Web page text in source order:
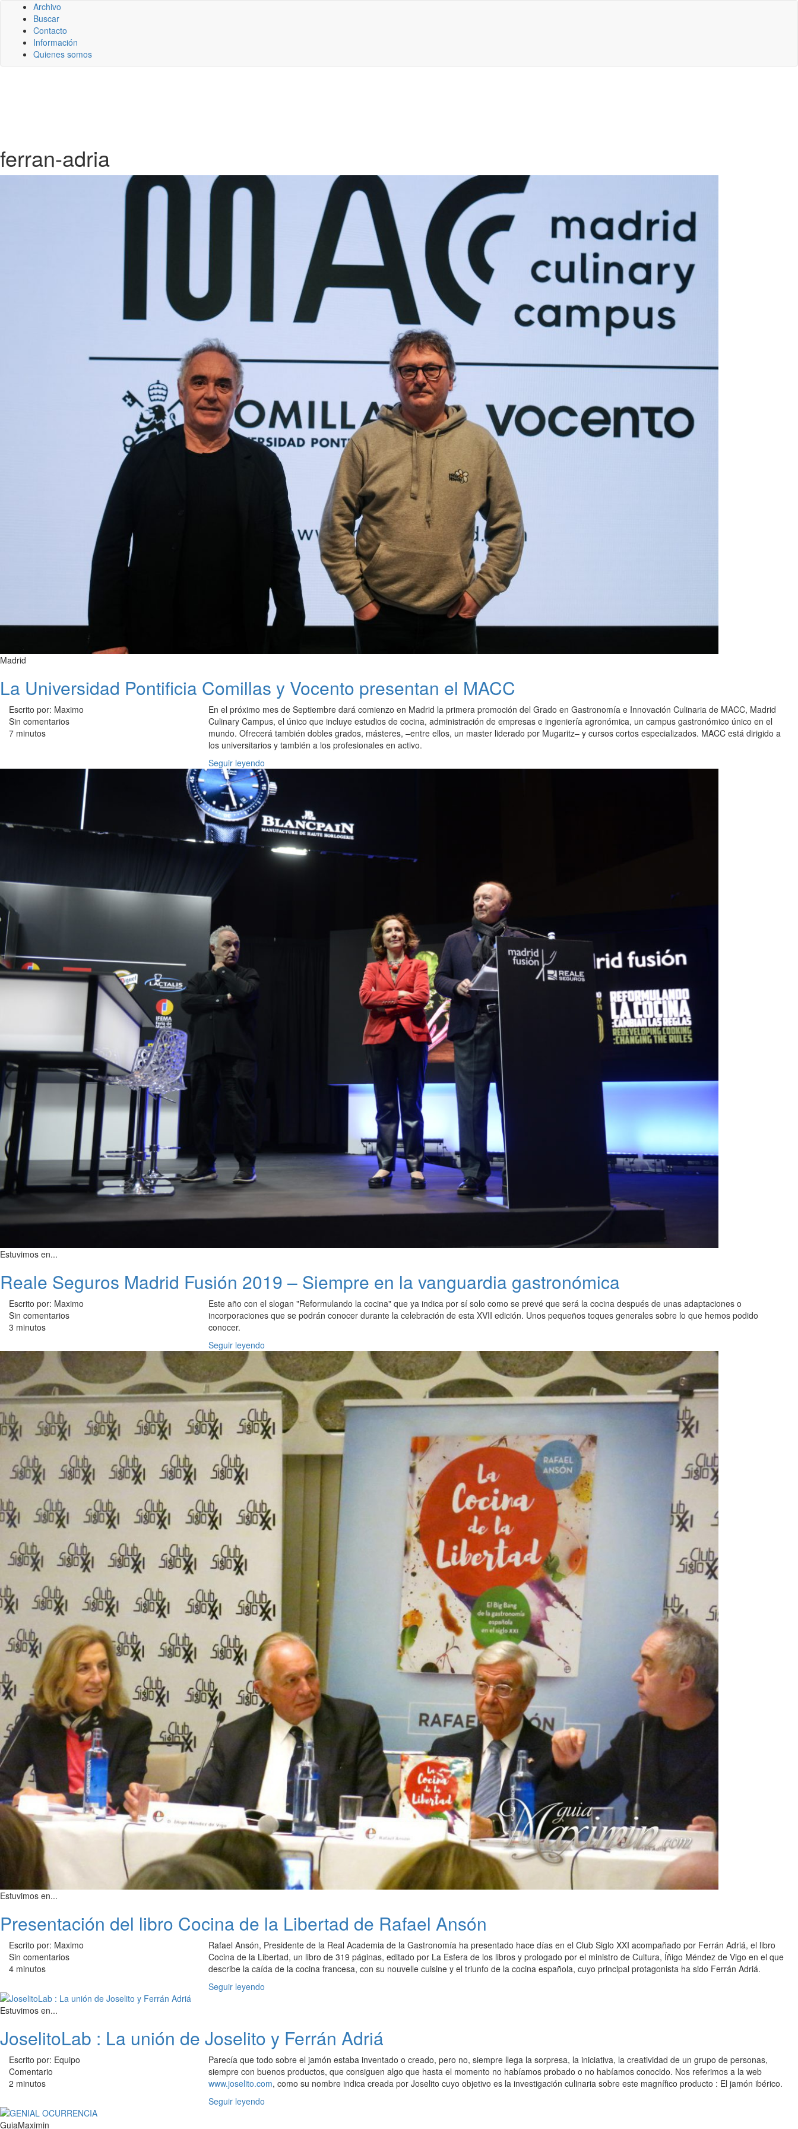
Archivo
Buscar
Contacto
Información
Quienes somos
ferran-adria
Madrid
La Universidad Pontificia Comillas y Vocento presentan el MACC
Escrito por: Maximo
Sin comentarios
7 minutos
En el próximo mes de Septiembre dará comienzo en Madrid la primera promoción del Grado en Gastronomía e Innovación Culinaria de MACC, Madrid
Culinary Campus, el único que incluye estudios de cocina, administración de empresas e ingeniería agronómica, un campus gastronómico único en el
mundo. Ofrecerá también dobles grados, másteres, –entre ellos, un master liderado por Mugaritz– y cursos cortos especializados. MACC está dirigido a
los universitarios y también a los profesionales en activo.
Seguir leyendo
Estuvimos en...
Reale Seguros Madrid Fusión 2019 – Siempre en la vanguardia gastronómica
Escrito por: Maximo
Sin comentarios
3 minutos
Este año con el slogan "Reformulando la cocina" que ya indica por sí solo como se prevé que será la cocina después de unas adaptaciones o
incorporaciones que se podrán conocer durante la celebración de esta XVII edición. Unos pequeños toques generales sobre lo que hemos podido
conocer.
Seguir leyendo
Estuvimos en...
Presentación del libro Cocina de la Libertad de Rafael Ansón
Escrito por: Maximo
Sin comentarios
4 minutos
Rafael Ansón, Presidente de la Real Academia de la Gastronomía ha presentado hace días en el Club Siglo XXI acompañado por Ferrán Adriá, el libro
Cocina de la Libertad, un libro de 319 páginas, editado por La Esfera de los libros y prologado por el ministro de Cultura, Íñigo Méndez de Vigo en el que
describe la caída de la cocina francesa, con su nouvelle cuisine y el triunfo de la cocina española, cuyo principal protagonista ha sido Ferrán Adriá.
Seguir leyendo
Estuvimos en...
JoselitoLab : La unión de Joselito y Ferrán Adriá
Escrito por: Equipo
Comentario
2 minutos
Parecía que todo sobre el jamón estaba inventado o creado, pero no, siempre llega la sorpresa, la iniciativa, la creatividad de un grupo de personas,
siempre con buenos productos, que consiguen algo que hasta el momento no habíamos probado o no habíamos conocido. Nos referimos a la web
www.joselito.com, como su nombre indica creada por Joselito cuyo objetivo es la investigación culinaria sobre este magnífico producto : El jamón ibérico.
Seguir leyendo
GuiaMaximin